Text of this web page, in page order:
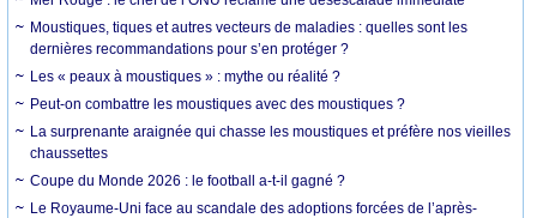
Moustiques, tiques et autres vecteurs de maladies : quelles sont les
dernières recommandations pour s’en protéger ?
Les « peaux à moustiques » : mythe ou réalité ?
Peut-on combattre les moustiques avec des moustiques ?
La surprenante araignée qui chasse les moustiques et préfère nos vieilles
chaussettes
Coupe du Monde 2026 : le football a-t-il gagné ?
Le Royaume-Uni face au scandale des adoptions forcées de l’après-